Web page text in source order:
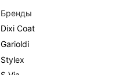
Бренды
Dixi Coat
Garioldi
Stylex